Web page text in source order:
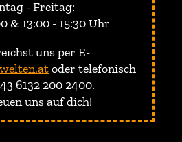
- Freitag:
& 13:00 - 15:30 Uhr
uns per E-
oder telefonisch
6132 200 2400.
uns auf dich!